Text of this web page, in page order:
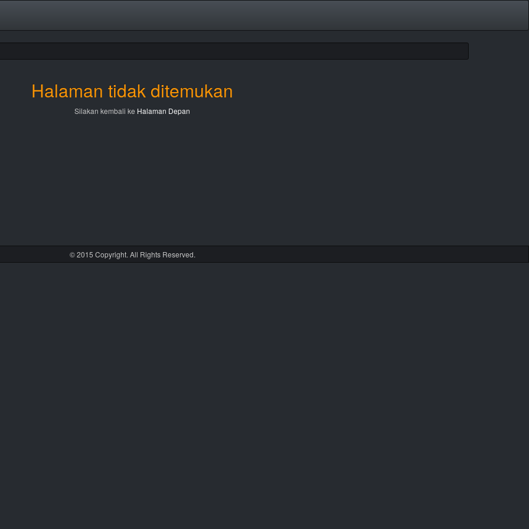
Halaman tidak ditemukan
Silakan kembali ke Halaman Depan
© 2015 Copyright. All Rights Reserved.